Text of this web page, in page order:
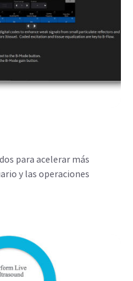
para acelerar más
y las operaciones